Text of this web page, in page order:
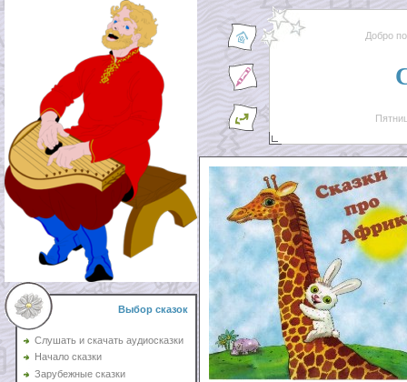
Выбор сказок
Слушать и скачать аудиосказки
Начало сказки
Зарубежные сказки
Добро